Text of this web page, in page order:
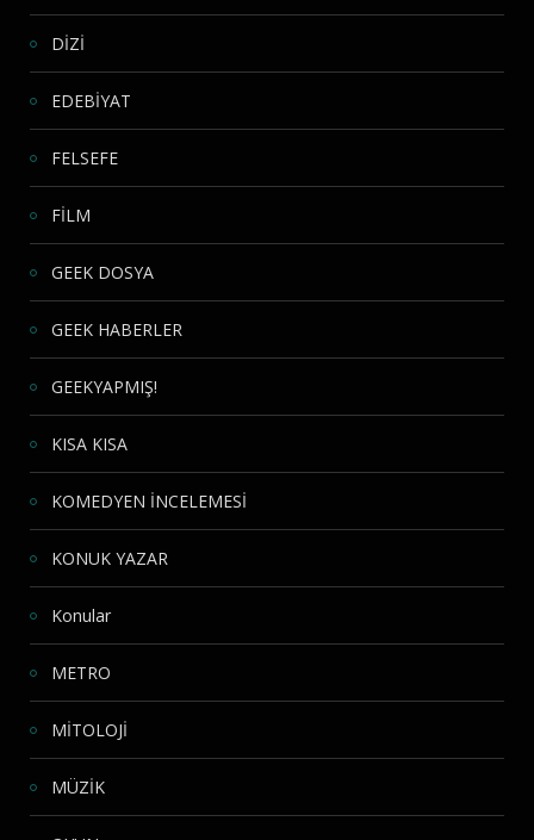
DİZİ
EDEBİYAT
FELSEFE
FİLM
GEEK DOSYA
GEEK HABERLER
GEEKYAPMIŞ!
KISA KISA
KOMEDYEN İNCELEMESİ
KONUK YAZAR
Konular
METRO
MİTOLOJİ
MÜZİK